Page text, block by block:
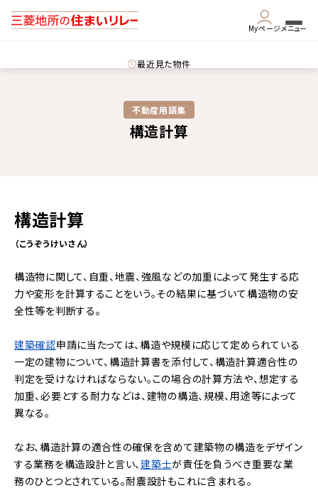
Myページメニュー
最近見た物件
不動産用語集​
構造計算
構造計算
（こうぞうけいさん）
構造物に関して、自重、地震、強風などの加重によって発生する応
力や変形を計算することをいう。その結果に基づいて構造物の安
全性等を判断する。
建築確認申請に当たっては、構造や規模に応じて定められている
一定の建物について、構造計算書を添付して、構造計算適合性の
判定を受けなければならない。この場合の計算方法や、想定する
加重、必要とする耐力などは、建物の構造、規模、用途等によって
異なる。
なお、構造計算の適合性の確保を含めて建築物の構造をデザイン
する業務を構造設計と言い、建築士が責任を負うべき重要な業
務のひとつとされている。耐震設計もこれに含まれる。